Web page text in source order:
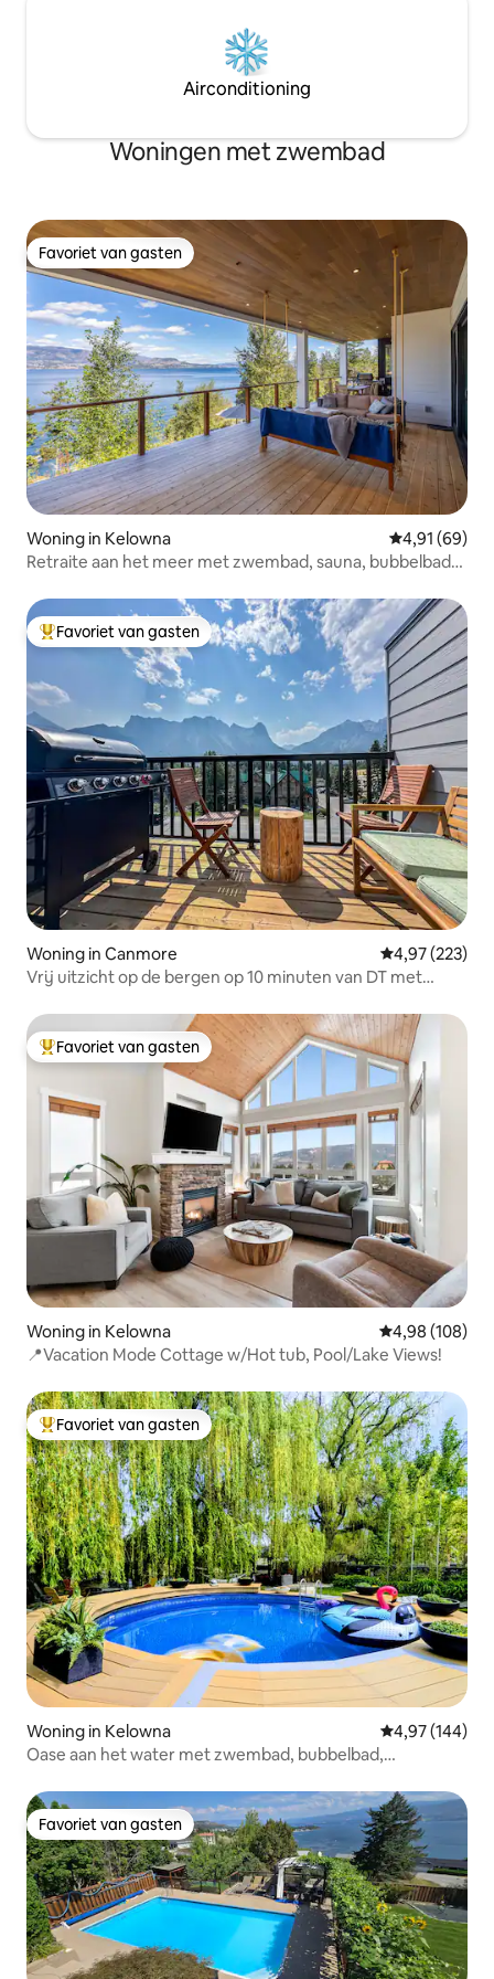
Airconditioning
Woningen met zwembad
Favoriet van gasten
Favoriet van gasten
Woning in Kelowna Gemiddelde
4,91 (69)
Retraite aan het meer met zwembad, sauna, bubbelbad
Topfavoriet van gasten
Favoriet van gasten
Woning in Canmore Gemiddelde
4,97 (223)
Vrij uitzicht op de bergen op 10 minuten van DT met
Topfavoriet van gasten
Favoriet van gasten
Woning in Kelowna Gemiddelde
4,98 (108)
📍Vacation Mode Cottage w/Hot tub, Pool/Lake Views!
Topfavoriet van gasten
Favoriet van gasten
Woning in Kelowna Gemiddelde
4,97 (144)
Oase aan het water met zwembad, bubbelbad,
Favoriet van gasten
Favoriet van gasten